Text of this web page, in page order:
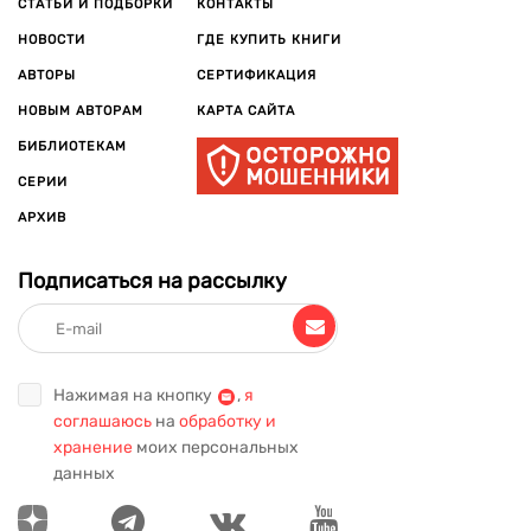
СТАТЬИ И ПОДБОРКИ
НОВОСТИ
АВТОРЫ
НОВЫМ АВТОРАМ
БИБЛИОТЕКАМ
СЕРИИ
АРХИВ
КОНТАКТЫ
ГДЕ КУПИТЬ КНИГИ
СЕРТИФИКАЦИЯ
КАРТА САЙТА
Подписаться на рассылку
Нажимая на кнопку , я
соглашаюсь на обработку и
хранение моих персональных
данных